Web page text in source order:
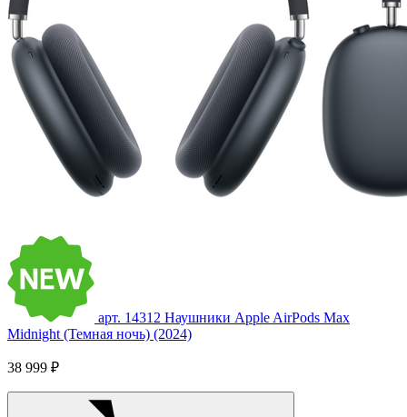
арт. 14312 Наушники Apple AirPods Max
Midnight (Темная ночь) (2024)
38 999 ₽